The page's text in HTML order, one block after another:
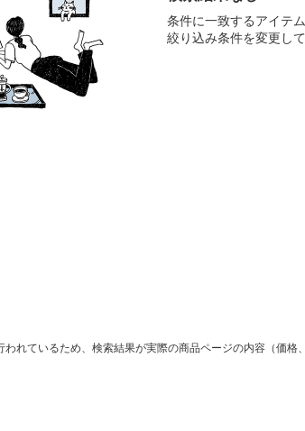
条件に一致するアイテ
絞り込み条件を変更し
れているため、検索結果が実際の商品ページの内容（価